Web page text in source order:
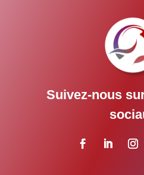
Suivez-nous